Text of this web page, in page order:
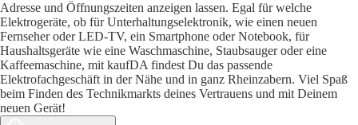
Adresse und Öffnungszeiten anzeigen lassen. Egal für welche
Elektrogeräte, ob für Unterhaltungselektronik, wie einen neuen
Fernseher oder LED-TV, ein Smartphone oder Notebook, für
Haushaltsgeräte wie eine Waschmaschine, Staubsauger oder eine
Kaffeemaschine, mit kaufDA findest Du das passende
Elektrofachgeschäft in der Nähe und in ganz Rheinzabern. Viel Spaß
beim Finden des Technikmarkts deines Vertrauens und mit Deinem
neuen Gerät!